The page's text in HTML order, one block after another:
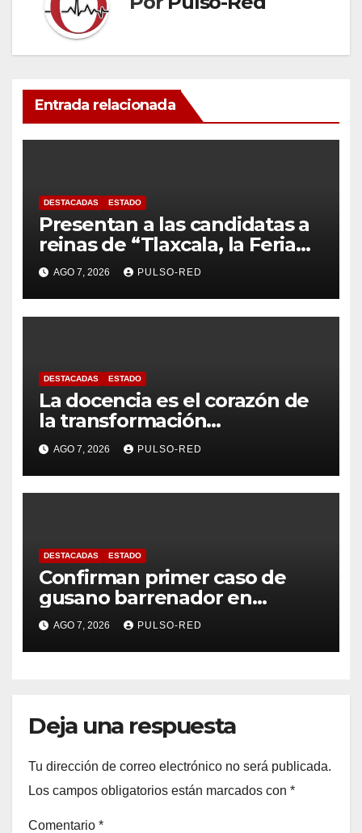
Entrada relacionada
DESTACADAS ESTADO
Presentan a las candidatas a
reinas de “Tlaxcala, la Feria
de Ferias 2026: La Flor
Tlaxcalteca”
AGO 7, 2026 PULSO-RED
DESTACADAS ESTADO
La docencia es el corazón de
la transformación
universitaria: Rector de la
UATx
AGO 7, 2026 PULSO-RED
DESTACADAS ESTADO
Confirman primer caso de
gusano barrenador en
humano en Tlaxcala
AGO 7, 2026 PULSO-RED
Deja una respuesta
Tu dirección de correo electrónico no será publicada.
Los campos obligatorios están marcados con *
Comentario *